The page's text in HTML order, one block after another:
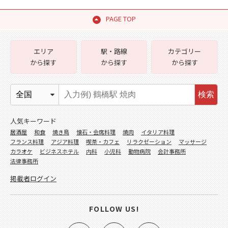
PAGE TOP
エリア
から探す
駅・路線
から探す
カテゴリー
から探す
検索
人気キーワード
居酒屋 和食 焼き鳥 懐石・会席料理 焼肉
イタリア料理
フランス料理
アジア料理 喫茶・カフェ リラクゼーション
マッサージ
カラオケ
ビジネスホテル 内科 小児科 動物病院
会計事務所
法律事務所
掲載者ログイン
FOLLOW US!